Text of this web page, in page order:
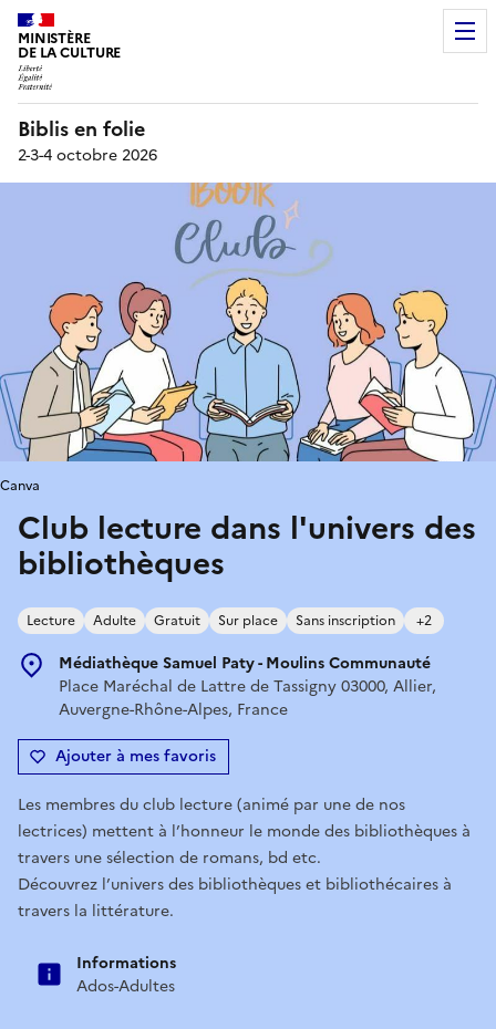
MINISTÈRE
DE LA CULTURE
Biblis en folie
2-3-4 octobre 2026
Club lecture dans l'univers des
bibliothèques
Lecture Adulte Gratuit Sur place Sans inscription +2
Médiathèque Samuel Paty - Moulins Communauté
Place Maréchal de Lattre de Tassigny 03000, Allier,
Auvergne-Rhône-Alpes, France
Ajouter à mes favoris
Canva
Les membres du club lecture (animé par une de nos
lectrices) mettent à l’honneur le monde des bibliothèques à
travers une sélection de romans, bd etc.
Découvrez l’univers des bibliothèques et bibliothécaires à
travers la littérature.
Informations
Ados-Adultes